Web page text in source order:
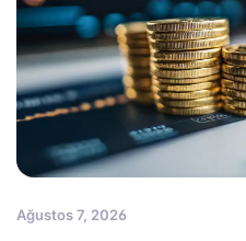
Ağustos 7, 2026